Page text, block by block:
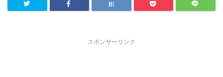
スポンサーリンク